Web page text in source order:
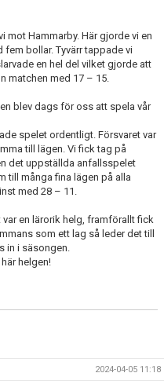
mot Hammarby. Här gjorde vi en
bollar. Tyvärr tappade vi
en hel del vilket gjorde att
matchen med 17 – 15.
blev dags för oss att spela vår
spelet ordentligt. Försvaret var
till lägen. Vi fick tag på
det uppställda anfallsspelet
till många fina lägen på alla
med 28 – 11.
en lärorik helg, framförallt fick
som ett lag så leder det till
in i säsongen.
helgen!
2024-04-05 11:18